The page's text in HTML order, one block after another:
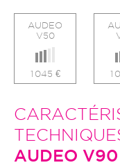
AUDEO
V50
1 045 € 1
AUDEO V90